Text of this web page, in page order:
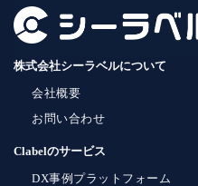
株式会社シーラベルについて
会社概要
お問い合わせ
Clabelのサービス
DX事例プラットフォーム